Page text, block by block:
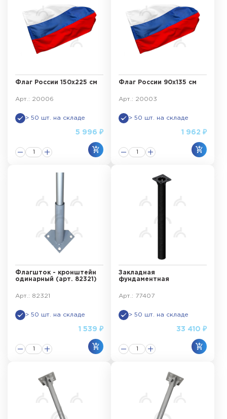
Флаг России 150x225 см
Арт.: 20006
> 50 шт. на складе
5 996 ₽
Флаг России 90x135 см
Арт.: 20003
> 50 шт. на складе
1 962 ₽
Флагшток - кронштейн
одинарный (арт. 82321)
Арт.: 82321
> 50 шт. на складе
1 539 ₽
Закладная
фундаментная
Арт.: 77407
> 50 шт. на складе
33 410 ₽